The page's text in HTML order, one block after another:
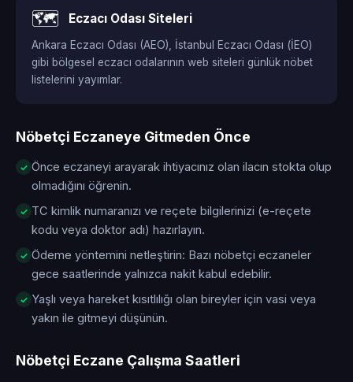
🗺️ Eczacı Odası Siteleri
Ankara Eczacı Odası (AEO), İstanbul Eczacı Odası (İEO)
gibi bölgesel eczacı odalarının web siteleri günlük nöbet
listelerini yayımlar.
Nöbetçi Eczaneye Gitmeden Önce
Önce eczaneyi arayarak ihtiyacınız olan ilacın stokta olup
olmadığını öğrenin.
TC kimlik numaranızı ve reçete bilgilerinizi (e-reçete
kodu veya doktor adı) hazırlayın.
Ödeme yöntemini netleştirin: Bazı nöbetçi eczaneler
gece saatlerinde yalnızca nakit kabul edebilir.
Yaşlı veya hareket kısıtlılığı olan bireyler için vasi veya
yakın ile gitmeyi düşünün.
Nöbetçi Eczane Çalışma Saatleri